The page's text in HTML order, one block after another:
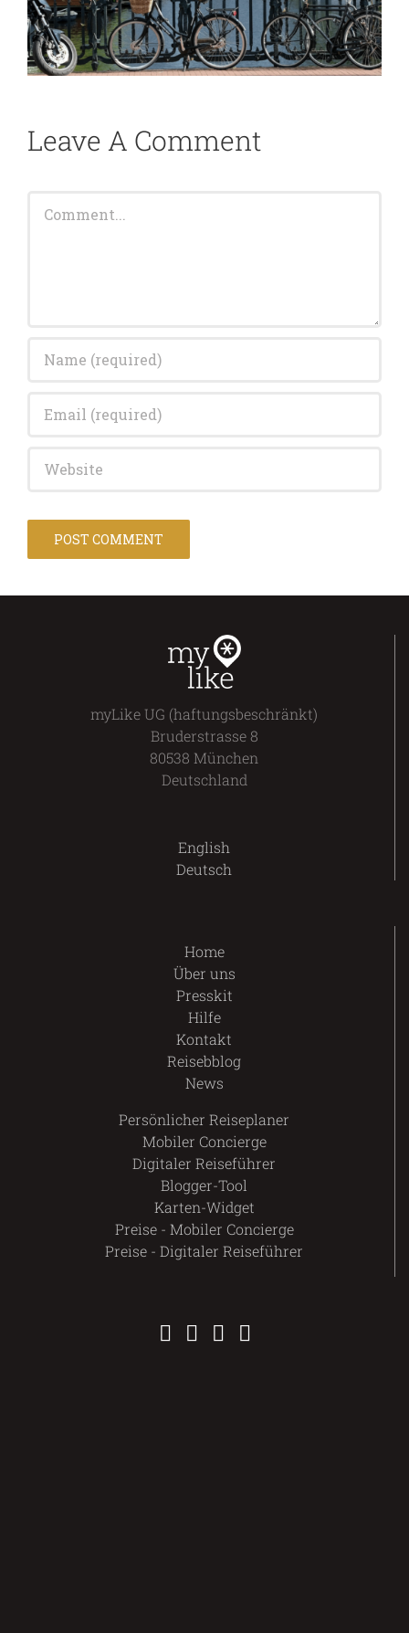
Leave A Comment
myLike UG (haftungsbeschränkt)
Bruderstrasse 8
80538 München
Deutschland
English
Deutsch
Home
Über uns
Presskit
Hilfe
Kontakt
Reisebblog
News
Persönlicher Reiseplaner
Mobiler Concierge
Digitaler Reiseführer
Blogger-Tool
Karten-Widget
Preise - Mobiler Concierge
Preise - Digitaler Reiseführer